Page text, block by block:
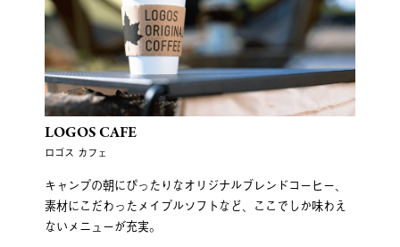
LOGOS CAFE
ロゴス カフェ
キャンプの朝にぴったりなオリジナルブレンドコーヒー、
素材にこだわったメイプルソフトなど、ここでしか味わえ
ないメニューが充実。